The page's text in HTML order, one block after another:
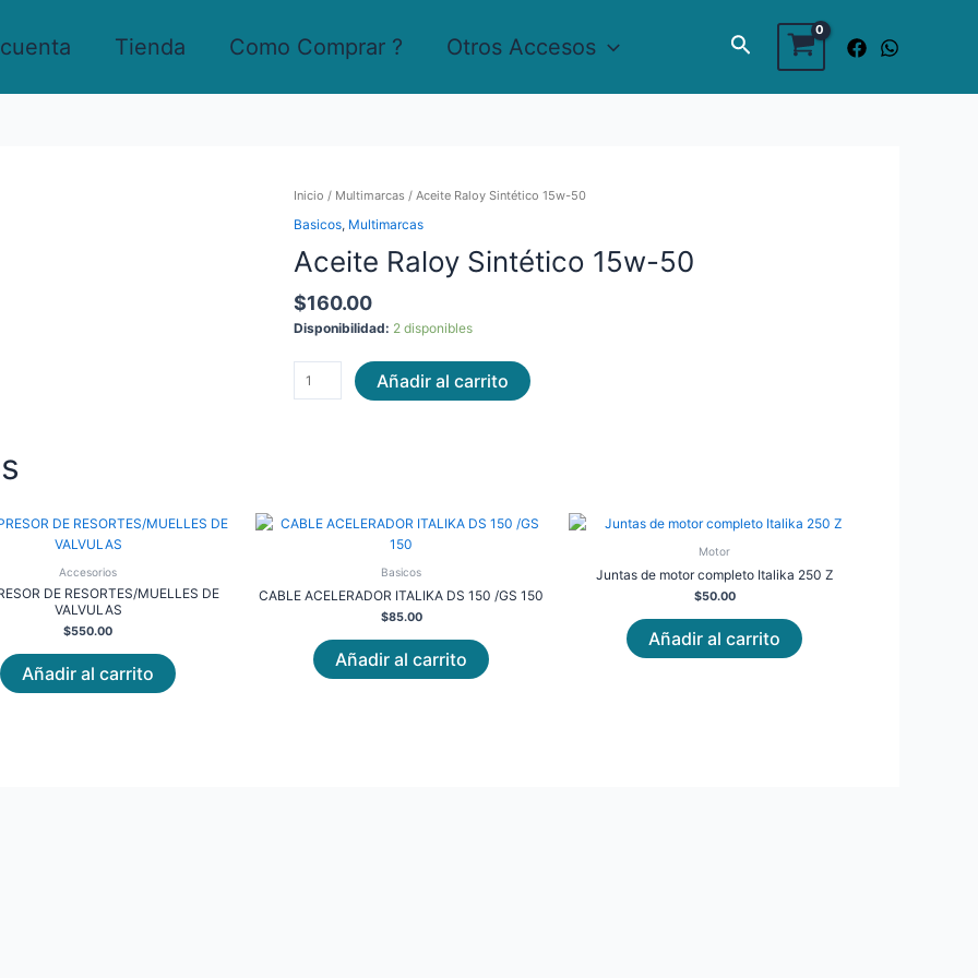
Tienda Como Comprar ? Otros Accesos Buscar
Inicio / Multimarcas / Aceite Raloy Sintético 15w-50
Basicos, Multimarcas
Aceite Raloy Sintético 15w-50
$160.00
Disponibilidad: 2 disponibles
Aceite
Raloy
Sintético
15w-
cantidad
Añadir al carrito
Accesorios
DE RESORTES/MUELLES DE
VALVULAS
$550.00
Añadir al carrito
Basicos
CABLE ACELERADOR ITALIKA DS 150 /GS 150
$85.00
Añadir al carrito
Motor
Juntas de motor completo Italika 250 Z
$50.00
Añadir al carrito